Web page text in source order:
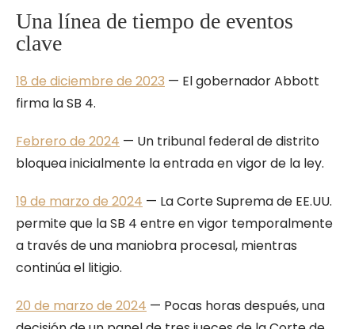
Una línea de tiempo de eventos
clave
18 de diciembre de 2023 — El gobernador Abbott
firma la SB 4.
Febrero de 2024 — Un tribunal federal de distrito
bloquea inicialmente la entrada en vigor de la ley.
19 de marzo de 2024 — La Corte Suprema de EE.UU.
permite que la SB 4 entre en vigor temporalmente
a través de una maniobra procesal, mientras
continúa el litigio.
20 de marzo de 2024 — Pocas horas después, una